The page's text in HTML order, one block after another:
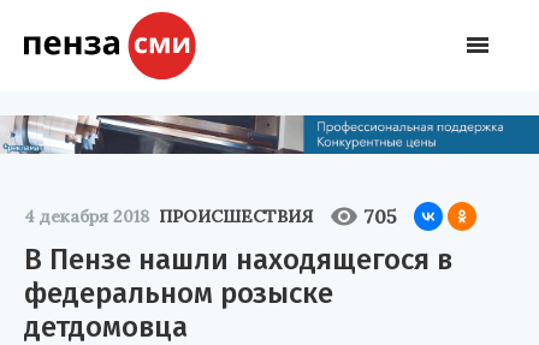
4 декабря 2018 ПРОИСШЕСТВИЯ 705
В Пензе нашли находящегося в
федеральном розыске
детдомовца